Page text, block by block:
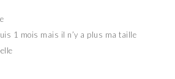
1 mois mais il n’y a plus ma taille